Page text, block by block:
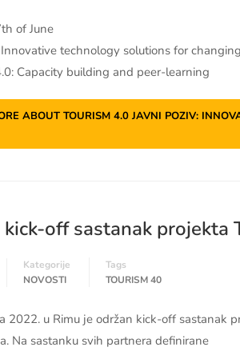
of June
technology solutions for
Capacity building and peer-learning
ABOUT TOURISM 4.0 JAVNI POZIV:
kick-off sastanak projekta
Kategorije
NOVOSTI
Tags
TOURISM 40
2022. u Rimu je održan kick-off sastanak
Na sastanku svih partnera definirane